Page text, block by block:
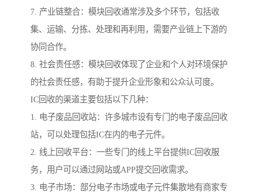
7. 产业链整合：模块回收通常涉及多个环节，包括收
集、运输、分拣、处理和再利用，需要产业链上下游的
协同合作。
8. 社会责任感：模块回收体现了企业和个人对环境保护
的社会责任感，有助于提升企业形象和公众认可度。
IC回收的渠道主要包括以下几种：
1. 电子废品回收站：许多城市设有专门的电子废品回收
站，可以处理包括IC在内的电子元件。
2. 线上回收平台：一些专门的线上平台提供IC回收服
务，用户可以通过网站或APP提交回收需求。
3. 电子市场：部分电子市场或电子元件集散地有商家专